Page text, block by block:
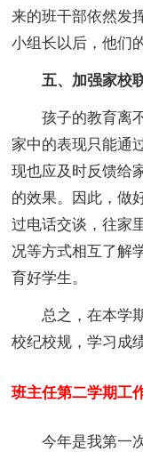
来的班干部依然发
小组长以后，他们
五、加强家校
孩子的教育离不
家中的表现只能通
现也应及时反馈给
的效果。因此，做
过电话交谈，往家
况等方式相互了解
育好学生。
总之，在本学期
校纪校规，学习成
班主任第二学期工
今年是我第一次